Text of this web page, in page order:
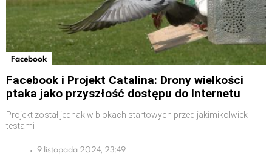
Facebook
Facebook i Projekt Catalina: Drony wielkości
ptaka jako przyszłość dostępu do Internetu
Projekt został jednak w blokach startowych przed jakimikolwiek
testami
9 listopada 2024, 23:49